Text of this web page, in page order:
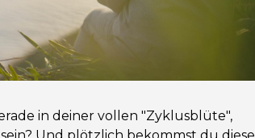
in deiner vollen "Zyklusblüte",
Und plötzlich bekommst du diese